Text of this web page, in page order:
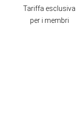
Tariffa esclusiva
per i membri